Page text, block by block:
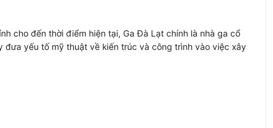
cho đến thời điểm hiện tại, Ga Đà Lạt chính là nhà ga cổ
yếu tố mỹ thuật về kiến trúc và công trình vào việc xây